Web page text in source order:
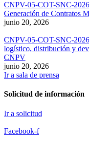
CNPV-05-COT-SNC-
Generación de Contratos
junio 20, 2026
CNPV-05-COT-SNC-
logístico, distribución y
CNPV
junio 20, 2026
Ir a sala de prensa
Solicitud de información
Ir a solicitud
Facebook-f